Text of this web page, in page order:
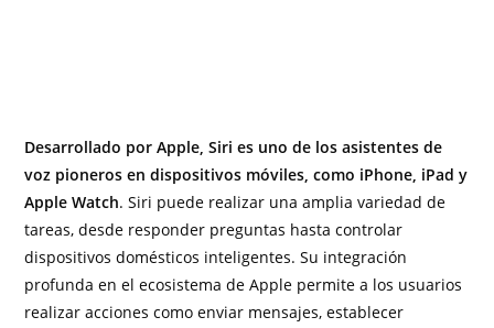
Desarrollado por Apple, Siri es uno de los asistentes de
voz pioneros en dispositivos móviles, como iPhone, iPad y
Apple Watch. Siri puede realizar una amplia variedad de
tareas, desde responder preguntas hasta controlar
dispositivos domésticos inteligentes. Su integración
profunda en el ecosistema de Apple permite a los usuarios
realizar acciones como enviar mensajes, establecer